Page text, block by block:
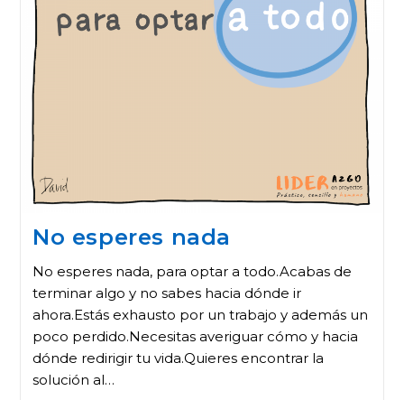
No esperes nada
No esperes nada, para optar a todo.Acabas de
terminar algo y no sabes hacia dónde ir
ahora.Estás exhausto por un trabajo y además un
poco perdido.Necesitas averiguar cómo y hacia
dónde redirigir tu vida.Quieres encontrar la
solución al…